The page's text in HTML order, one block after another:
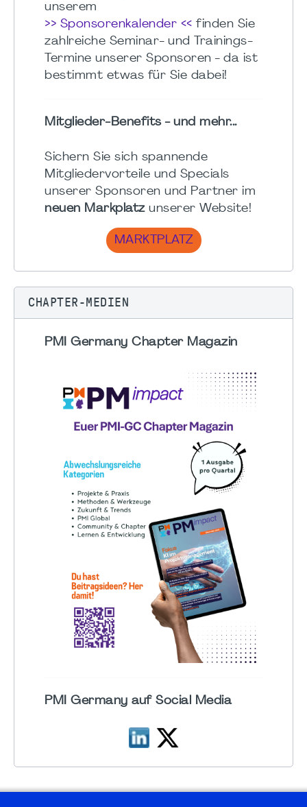
unserem
>> Sponsorenkalender << finden Sie
zahlreiche Seminar- und Trainings-
Termine unserer Sponsoren - da ist
bestimmt etwas für Sie dabei!
Mitglieder-Benefits - und mehr...
Sichern Sie sich spannende
Mitgliedervorteile und Specials
unserer Sponsoren und Partner im
neuen Markplatzunserer Website!
MARKTPLATZ
CHAPTER-MEDIEN
PMI Germany Chapter Magazin
PMI Germany auf Social Media